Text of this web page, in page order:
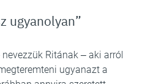
ugyanolyan”
Ritának ‒ aki arról
ugyanazt a